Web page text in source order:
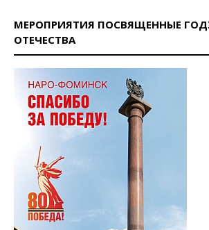
МЕРОПРИЯТИЯ ПОСВЯЩЕННЫЕ
ОТЕЧЕСТВА